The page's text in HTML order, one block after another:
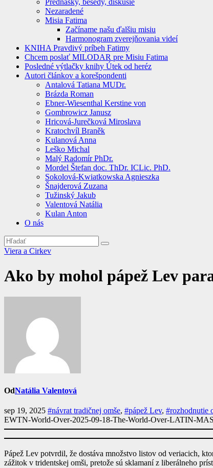
Prednášky, besedy, diskusie
Nezaradené
Misia Fatima
Začíname našu ďalšiu misiu
Harmonogram zverejňovania videí
KNIHA Pravdivý príbeh Fatimy
Chcem poslať MILODAR pre Misiu Fatima
Posledné výtlačky knihy Útek od heréz
Autori článkov a korešpondenti
Antalová Tatiana MUDr.
Brázda Roman
Ebner-Wiesenthal Kerstine von
Gombrowicz Janusz
Hricová-Jurečková Miroslava
Kratochvíl Braněk
Kulanová Anna
Leško Michal
Malý Radomír PhDr.
Mordel Štefan doc. ThDr. ICLic. PhD.
Sokolová-Kwiatkowska Agnieszka
Šnajderová Zuzana
Tužinský Jakub
Valentová Natália
Kulan Anton
O nás
Viera a Cirkev
Ako by mohol pápež Lev
OdNatália Valentová
sep 19, 2025 #návrat tradičnej omše, #pápež Lev, #rozhodnutie
EWTN-World-Over-2025-09-18-The-World-Over-LATIN-
Pápež Lev potvrdil, že dostáva množstvo listov od veriacich,
zážitok v tridentskej omši, pretože sú sklamaní z liberálneho